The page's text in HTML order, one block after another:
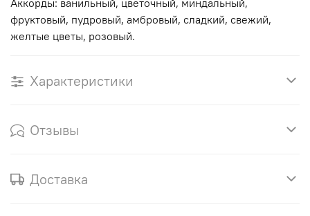
Аккорды: ванильный, цветочный, миндальный,
фруктовый, пудровый, амбровый, сладкий, свежий,
желтые цветы, розовый.
Характеристики
Отзывы
Доставка